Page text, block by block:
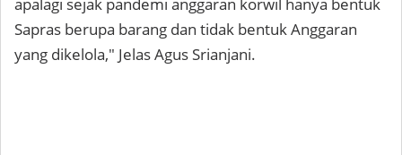
Sapras berupa barang dan tidak bentuk Anggaran
yang dikelola," Jelas Agus Srianjani.